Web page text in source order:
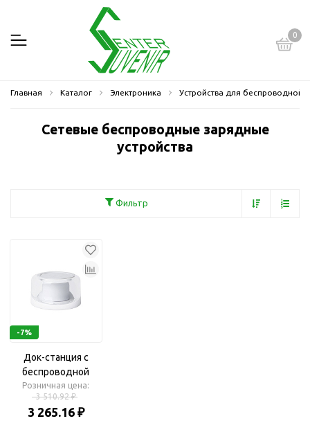
0
Главная Каталог Электроника Устройства для беспроводной
Сетевые беспроводные зарядные
устройства
Фильтр
-7%
Док-станция с
беспроводной
зарядкой «iLO
Wireless Dock»
Розничная цена:
3 510.92 ₽
3 265.16 ₽